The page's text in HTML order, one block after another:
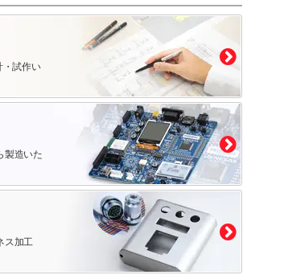
・試作い
製造いた
ス加工